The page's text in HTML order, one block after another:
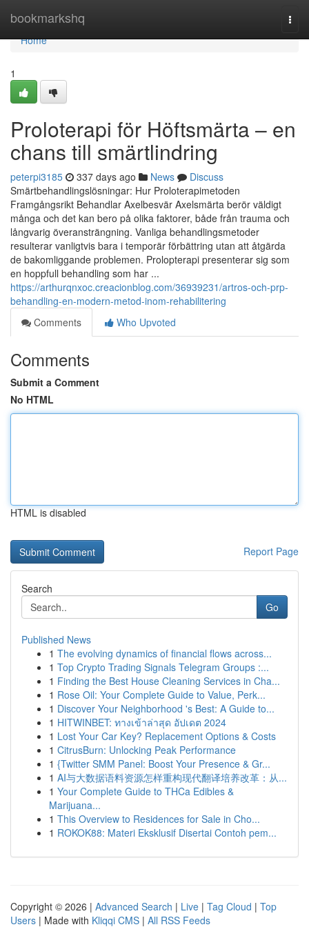
bookmarkshq
Home
Home
1
Proloterapi för Höftsmärta – en
chans till smärtlindring
peterpi3185 337 days ago News
Discuss
Smärtbehandlingslösningar: Hur Proloterapimetoden
Framgångsrikt Behandlar Axelbesvär Axelsmärta berör väldigt
många och det kan bero på olika faktorer, både från trauma och
långvarig överansträngning. Vanliga behandlingsmetoder
resulterar vanligtvis bara i temporär förbättring utan att åtgärda
de bakomliggande problemen. Prolopterapi presenterar sig som
en hoppfull behandling som har ...
https://arthurqnxoc.creacionblog.com/36939231/artros-och-prp-
behandling-en-modern-metod-inom-rehabilitering
Comments
Who Upvoted
Comments
Submit a Comment
No HTML
HTML is disabled
Report Page
Search
Go
Published News
1 The evolving dynamics of financial flows across...
1 Top Crypto Trading Signals Telegram Groups :...
1 Finding the Best House Cleaning Services in Cha...
1 Rose Oil: Your Complete Guide to Value, Perk...
1 Discover Your Neighborhood 's Best: A Guide to...
1 HITWINBET: ทางเข้าล่าสุด อัปเดต 2024
1 Lost Your Car Key? Replacement Options & Costs
1 CitrusBurn: Unlocking Peak Performance
1 {Twitter SMM Panel: Boost Your Presence & Gr...
1 AI与大数据语料资源怎样重构现代翻译培养改革：从...
1 Your Complete Guide to THCa Edibles &
Marijuana...
1 This Overview to Residences for Sale in Cho...
1 ROKOK88: Materi Eksklusif Disertai Contoh pem...
Copyright © 2026 | Advanced Search | Live | Tag Cloud | Top
Users | Made with Kliqqi CMS | All RSS Feeds